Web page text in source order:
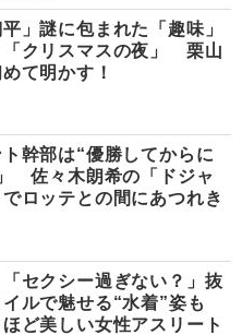
平」謎に包まれた「趣味」
「クリスマスの夜」 栗山
て明かす！
ト幹部は“優勝してからに
佐々木朗希の「ドジャ
ロッテとの間にあつれき
「セクシー過ぎない？」抜
イルで魅せる“水着”姿も
ほど美しい女性アスリート